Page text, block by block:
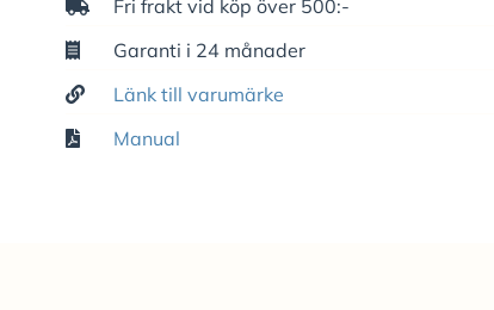
Fri frakt vid köp över 500:-
Garanti i 24 månader
Länk till varumärke
Manual